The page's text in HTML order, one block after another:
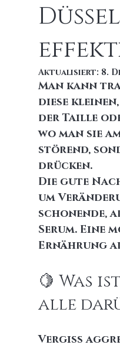
Aktualisiert: 8.
Man kann
diese
der Taille
wo man sie
störend,
drücken.
Die gute
um
schonende,
Serum. Eine
Ernährung
🍋 Was
alle
Vergiss